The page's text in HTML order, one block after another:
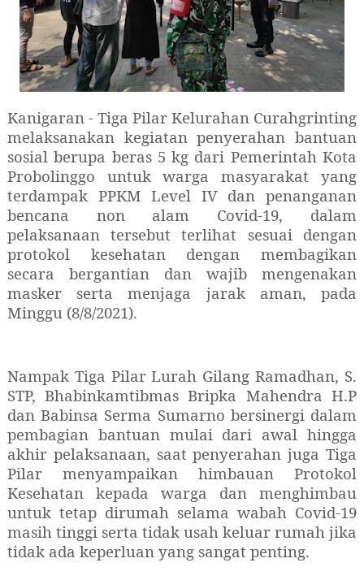
Kanigaran - Tiga Pilar Kelurahan Curahgrinting
melaksanakan kegiatan penyerahan bantuan
sosial berupa beras 5 kg dari Pemerintah Kota
Probolinggo untuk warga masyarakat yang
terdampak PPKM Level IV dan penanganan
bencana non alam Covid-19, dalam
pelaksanaan tersebut terlihat sesuai dengan
protokol kesehatan dengan membagikan
secara bergantian dan wajib mengenakan
masker serta menjaga jarak aman, pada
Minggu (8/8/2021).
Nampak Tiga Pilar Lurah Gilang Ramadhan, S.
STP, Bhabinkamtibmas Bripka Mahendra H.P
dan Babinsa Serma Sumarno bersinergi dalam
pembagian bantuan mulai dari awal hingga
akhir pelaksanaan, saat penyerahan juga Tiga
Pilar menyampaikan himbauan Protokol
Kesehatan kepada warga dan menghimbau
untuk tetap dirumah selama wabah Covid-19
masih tinggi serta tidak usah keluar rumah jika
tidak ada keperluan yang sangat penting.